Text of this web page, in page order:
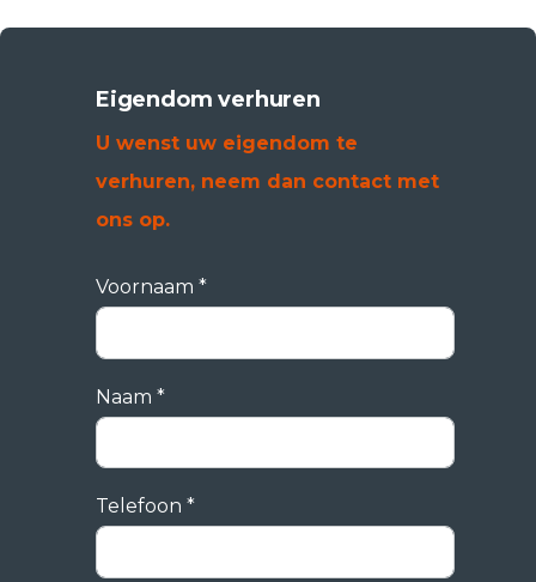
Eigendom verhuren
U wenst uw eigendom te
verhuren, neem dan contact met
ons op.
Voornaam *
Naam *
Telefoon *